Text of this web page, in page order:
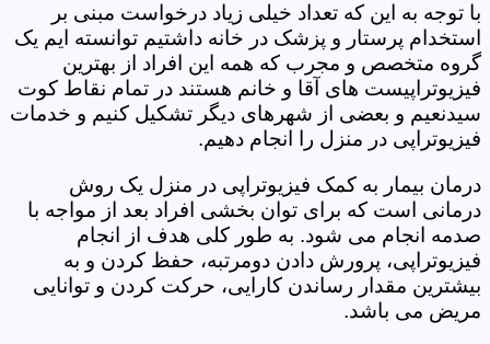
با توجه به این که تعداد خیلی زیاد درخواست مبنی بر
استخدام پرستار و پزشک در خانه داشتیم توانسته ایم یک
گروه متخصص و مجرب که همه این افراد از بهترین
فیزیوتراپیست های آقا و خانم هستند در تمام نقاط کوت
سیدنعیم و بعضی از شهرهای دیگر تشکیل کنیم و خدمات
فیزیوتراپی در منزل را انجام دهیم.
درمان بیمار به کمک فیزیوتراپی در منزل یک روش
درمانی است که برای توان بخشی افراد بعد از مواجه با
صدمه انجام می شود. به طور کلی هدف از انجام
فیزیوتراپی، پرورش دادن دومرتبه، حفظ کردن و به
بیشترین مقدار رساندن کارایی، حرکت کردن و توانایی
مریض می باشد.